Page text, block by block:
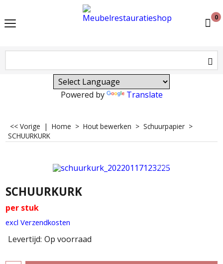
0
Powered by Translate
<< Vorige | Home > Hout bewerken > Schuurpapier >
SCHUURKURK
SCHUURKURK
per stuk
excl Verzendkosten
Levertijd: Op voorraad